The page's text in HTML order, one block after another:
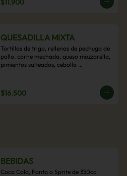
$11.900
QUESADILLA MIXTA
Tortillas de trigo, rellenas de pechuga de
pollo, carne mechada, queso mozzarella,
pimientos salteados, cebolla
$16.500
BEBIDAS
Coca Cola, Fanta o Sprite de 350cc